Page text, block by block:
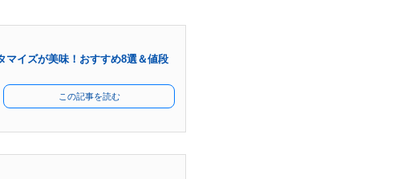
マイズが美味！おすすめ8選＆値段
この記事を読む